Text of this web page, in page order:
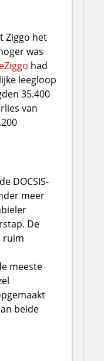
Ziggo het
was
had
leegloop
35.400
van
DOCSIS-
meer
De
ruim
meeste
beide